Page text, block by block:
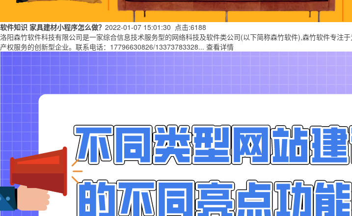
软件知识 家具建材小程序怎么做？ 2022-01-07 15:01:30 点击:6188
洛阳森竹软件科技有限公司是一家综合信息技术服务型的网络科技及软件类公司(以下简称森竹软件),森竹软件专
产权服务的创新型企业。联系电话：17796630826/13373783328... 查看详情